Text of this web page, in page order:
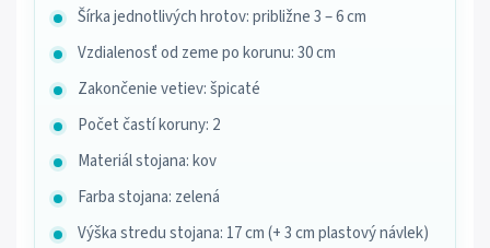
Šírka jednotlivých hrotov: približne 3 – 6 cm
Vzdialenosť od zeme po korunu: 30 cm
Zakončenie vetiev: špicaté
Počet častí koruny: 2
Materiál stojana: kov
Farba stojana: zelená
Výška stredu stojana: 17 cm (+ 3 cm plastový návlek)